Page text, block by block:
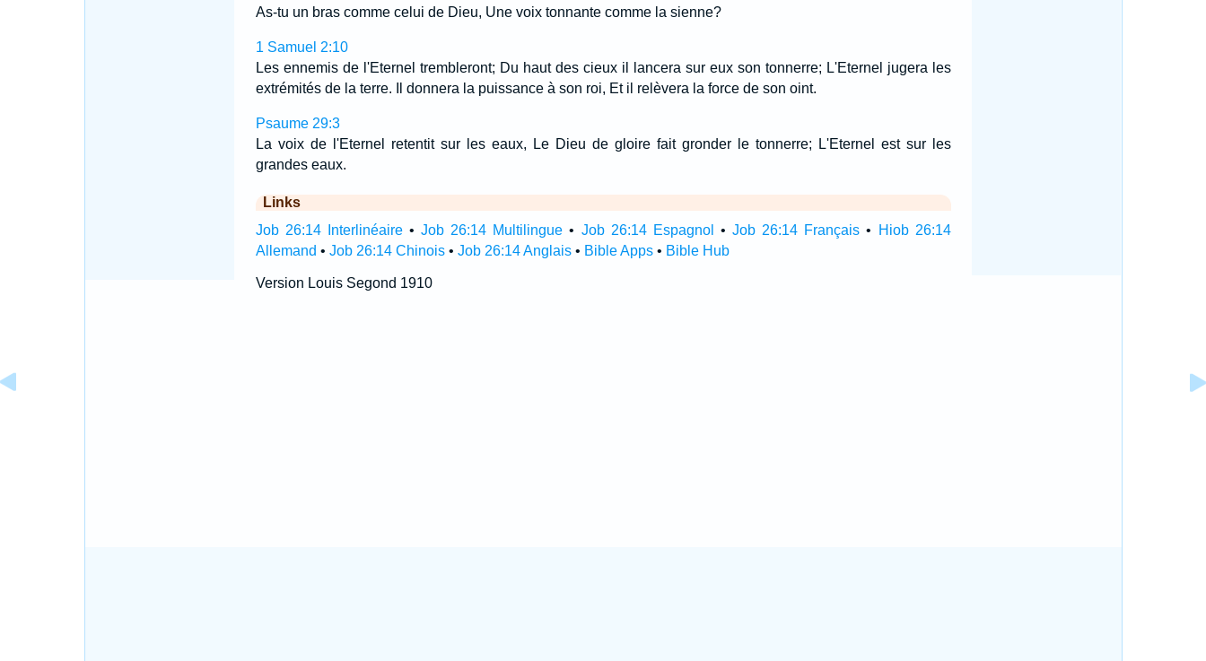
As-tu un bras comme celui de Dieu, Une voix tonnante comme la sienne?
1 Samuel 2:10
Les ennemis de l'Eternel trembleront; Du haut des cieux il lancera sur eux son tonnerre; L'Eternel jugera les
extrémités de la terre. Il donnera la puissance à son roi, Et il relèvera la force de son oint.
Psaume 29:3
La voix de l'Eternel retentit sur les eaux, Le Dieu de gloire fait gronder le tonnerre; L'Eternel est sur les
grandes eaux.
Links
Job 26:14 Interlinéaire• Job 26:14 Multilingue • Job 26:14 Espagnol • Job 26:14 Français •
Hiob 26:14
Allemand • Job 26:14 Chinois• Job 26:14 Anglais• Bible Apps• Bible Hub
Version Louis Segond 1910